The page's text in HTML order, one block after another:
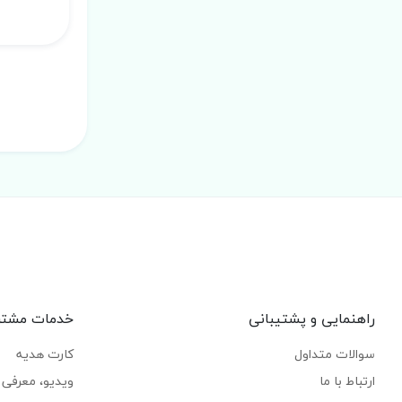
راهنمایی و پشتیبانی
سوالات متداول
ارتباط با ما
خدمات
کارت هدیه
ویدیو،